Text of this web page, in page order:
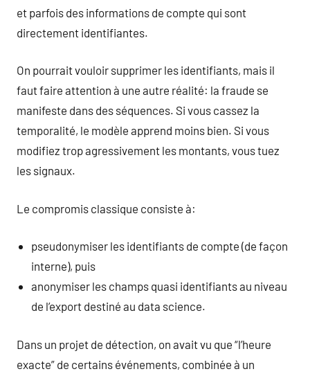
et parfois des informations de compte qui sont
directement identifiantes.
On pourrait vouloir supprimer les identifiants, mais il
faut faire attention à une autre réalité: la fraude se
manifeste dans des séquences. Si vous cassez la
temporalité, le modèle apprend moins bien. Si vous
modifiez trop agressivement les montants, vous tuez
les signaux.
Le compromis classique consiste à:
pseudonymiser les identifiants de compte (de façon
interne), puis
anonymiser les champs quasi identifiants au niveau
de l’export destiné au data science.
Dans un projet de détection, on avait vu que “l’heure
exacte” de certains événements, combinée à un